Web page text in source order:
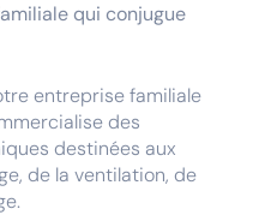
qui conjugue
entreprise familiale
des
destinées aux
de la ventilation, de